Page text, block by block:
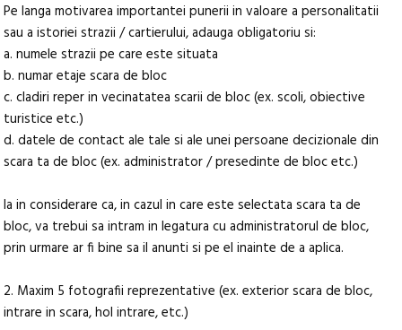
Pe langa motivarea importantei punerii in valoare a personalitatii
sau a istoriei strazii / cartierului, adauga obligatoriu si:
a. numele strazii pe care este situata
b. numar etaje scara de bloc
c. cladiri reper in vecinatatea scarii de bloc (ex. scoli, obiective
turistice etc.)
d. datele de contact ale tale si ale unei persoane decizionale din
scara ta de bloc (ex. administrator / presedinte de bloc etc.)
Ia in considerare ca, in cazul in care este selectata scara ta de
bloc, va trebui sa intram in legatura cu administratorul de bloc,
prin urmare ar fi bine sa il anunti si pe el inainte de a aplica.
2. Maxim 5 fotografii reprezentative (ex. exterior scara de bloc,
intrare in scara, hol intrare, etc.)